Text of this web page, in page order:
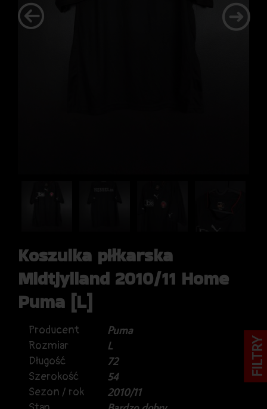
Koszulka piłkarska
Midtjylland 2010/11 Home
Puma [L]
Producent
Puma
Rozmiar
L
Długość
72
Szerokość
54
Sezon / rok
2010/11
FILTRY